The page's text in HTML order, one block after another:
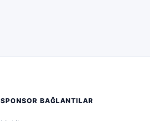
SPONSOR BAĞLANTILAR